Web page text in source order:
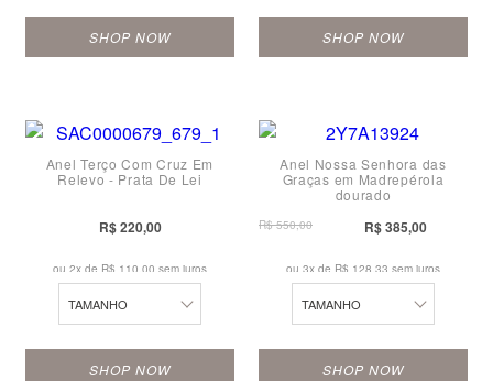
SHOP NOW SHOP NOW
Anel Terço Com Cruz Em
Relevo - Prata De Lei
R$ 220,00
ou 2x de R$ 110,00 sem juros
TAMANHO
14
16
22
SHOP NOW
Anel Nossa Senhora das
Graças em Madrepérola
dourado
R$ 550,00 R$ 385,00
ou 3x de R$ 128,33 sem juros
TAMANHO
18
20
22
SHOP NOW